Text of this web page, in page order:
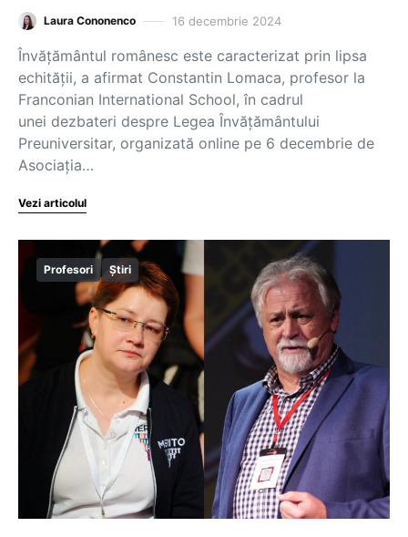
Laura Cononenco 16 decembrie 2024
Învățământul românesc este caracterizat prin lipsa
echității, a afirmat Constantin Lomaca, profesor la
Franconian International School, în cadrul
unei dezbateri despre Legea Învățământului
Preuniversitar, organizată online pe 6 decembrie de
Asociația…
Vezi articolul
Profesori Știri